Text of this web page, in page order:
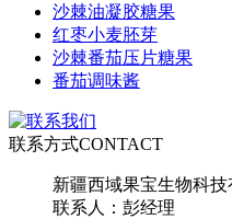
沙棘油凝胶糖果
红枣小麦胚芽
沙棘番茄压片糖果
番茄调味酱
联系方式CONTACT
新疆西域果宝生物科技
联系人：彭经理